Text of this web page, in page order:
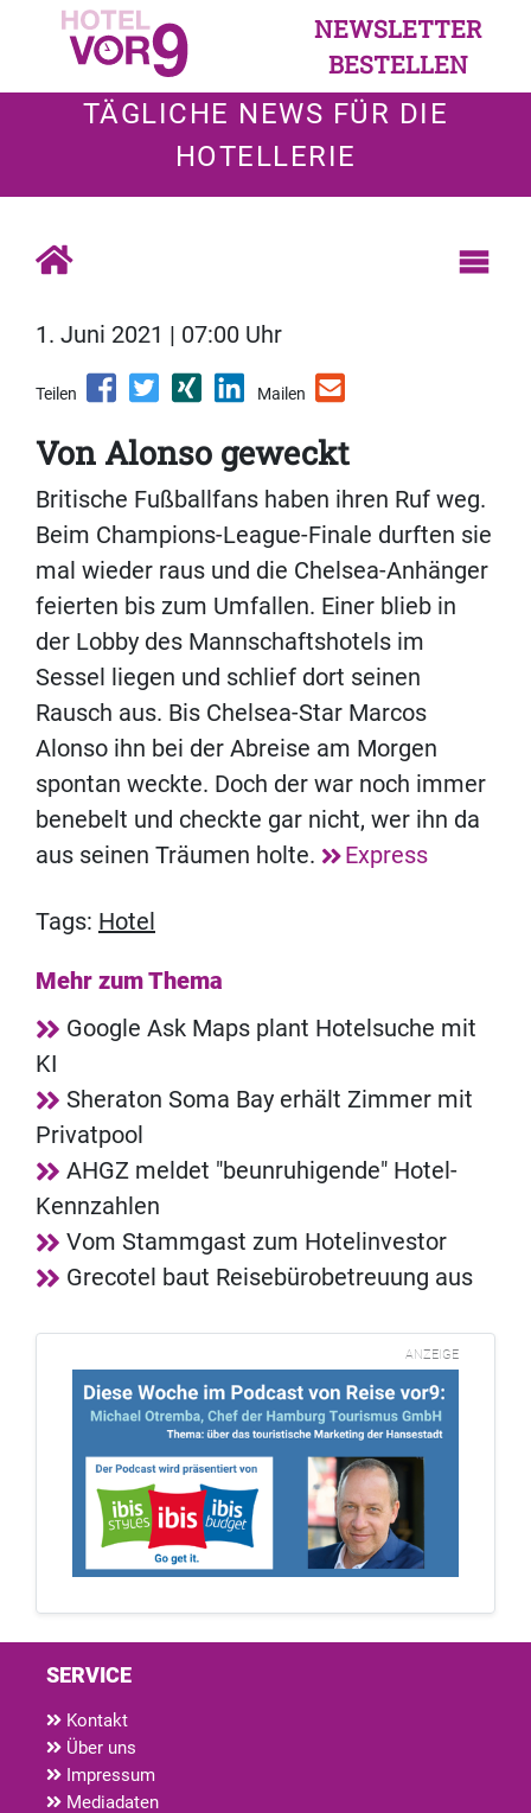
NEWSLETTER
BESTELLEN
TÄGLICHE NEWS FÜR DIE
HOTELLERIE
1. Juni 2021 | 07:00 Uhr
Teilen Mailen
Von Alonso geweckt
Britische Fußballfans haben ihren Ruf weg.
Beim Champions-League-Finale durften sie
mal wieder raus und die Chelsea-Anhänger
feierten bis zum Umfallen. Einer blieb in
der Lobby des Mannschaftshotels im
Sessel liegen und schlief dort seinen
Rausch aus. Bis Chelsea-Star Marcos
Alonso ihn bei der Abreise am Morgen
spontan weckte. Doch der war noch immer
benebelt und checkte gar nicht, wer ihn da
aus seinen Träumen holte.
Express
Tags: Hotel
Mehr zum Thema
Google Ask Maps plant Hotelsuche mit
KI
Sheraton Soma Bay erhält Zimmer mit
Privatpool
AHGZ meldet "beunruhigende" Hotel-
Kennzahlen
Vom Stammgast zum Hotelinvestor
Grecotel baut Reisebürobetreuung aus
ANZEIGE
SERVICE
Kontakt
Über uns
Impressum
Mediadaten